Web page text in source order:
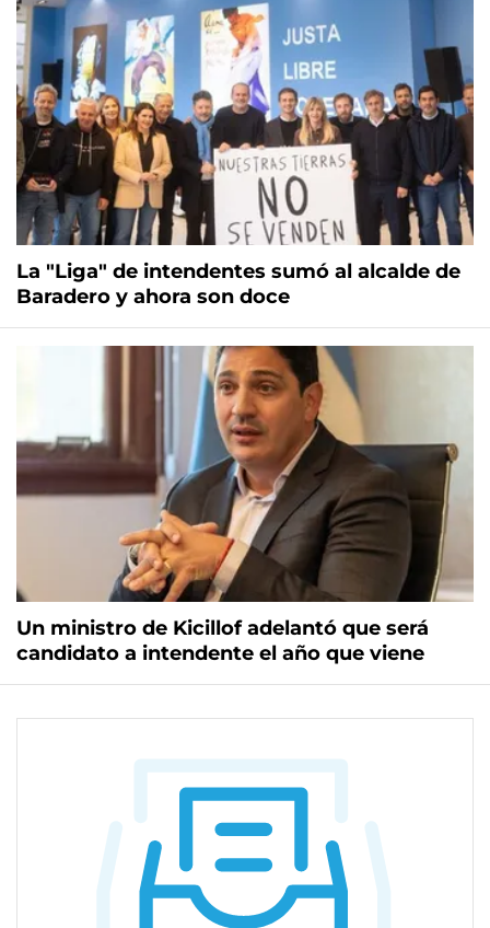
La "Liga" de intendentes sumó al alcalde de
Baradero y ahora son doce
Un ministro de Kicillof adelantó que será
candidato a intendente el año que viene